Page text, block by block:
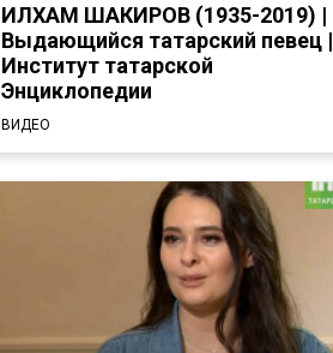
ИЛХАМ ШАКИРОВ (1935-2019) |
Выдающийся татарский певец |
Институт татарской
Энциклопедии
ВИДЕО